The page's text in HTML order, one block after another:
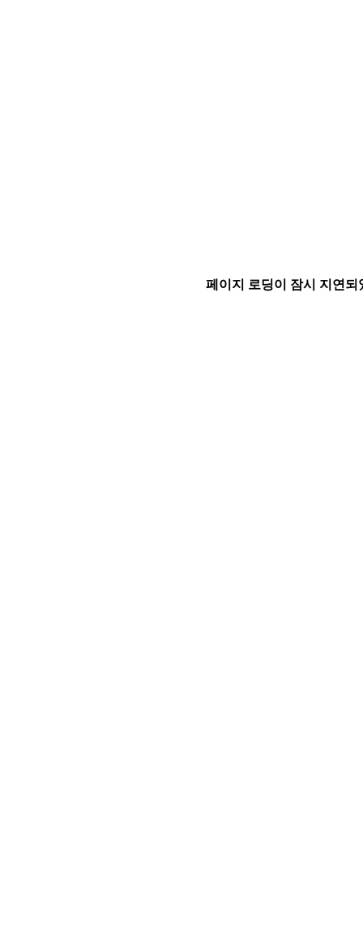
페이지 로딩이 잠시 지연